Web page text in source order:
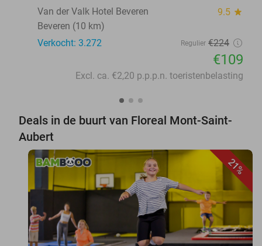
Van der Valk Hotel Beveren
9.5 star
Beveren (10 km)
Verkocht: 3.272
Regulier €224
€109
Excl. ca. €2,20 p.p.p.n. toeristenbelasting
Deals in de buurt van Floreal Mont-Saint-
Aubert
21%